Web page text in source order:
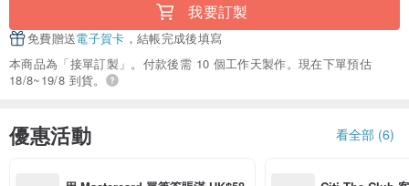
我要訂製
免費贈送電子賀卡 ，結帳完成後填寫
本商品為「接單訂製」。付款後需 10 個工作天製作。現在下單預估
18/8~19/8 到貨。
優惠活動 看全部 (6)